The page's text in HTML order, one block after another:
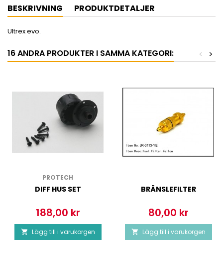
BESKRIVNING PRODUKTDETALJER
Ultrex evo.
16 ANDRA PRODUKTER I SAMMA KATEGORI: >
<
PROTECH
DIFF HUS SET
Pris
188,00 kr
 Lägg till i varukorgen
BRÄNSLEFILTER
Pris
80,00 kr
 Lägg till i varukorgen